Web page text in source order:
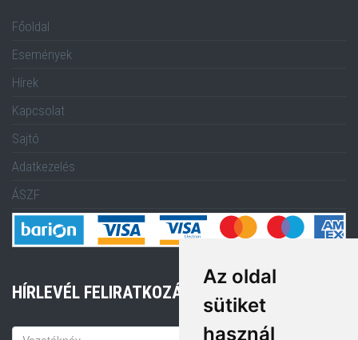
Az oldal
sütiket
használ
Főoldal
Események
Hírek
Kapcsolat
Sajtó
Adatkezelés
ÁSZF
HÍRLEVÉL FELIRATKOZÁS
Keresztnév